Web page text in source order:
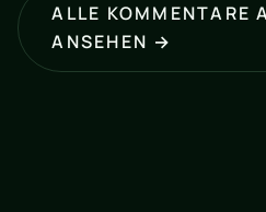
ALLE KOMMENTARE
ANSEHEN →